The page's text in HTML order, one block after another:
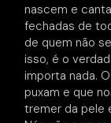
nascem e
fechadas de
de quem não
isso, é o
importa nada.
puxam e que
tremer da pele